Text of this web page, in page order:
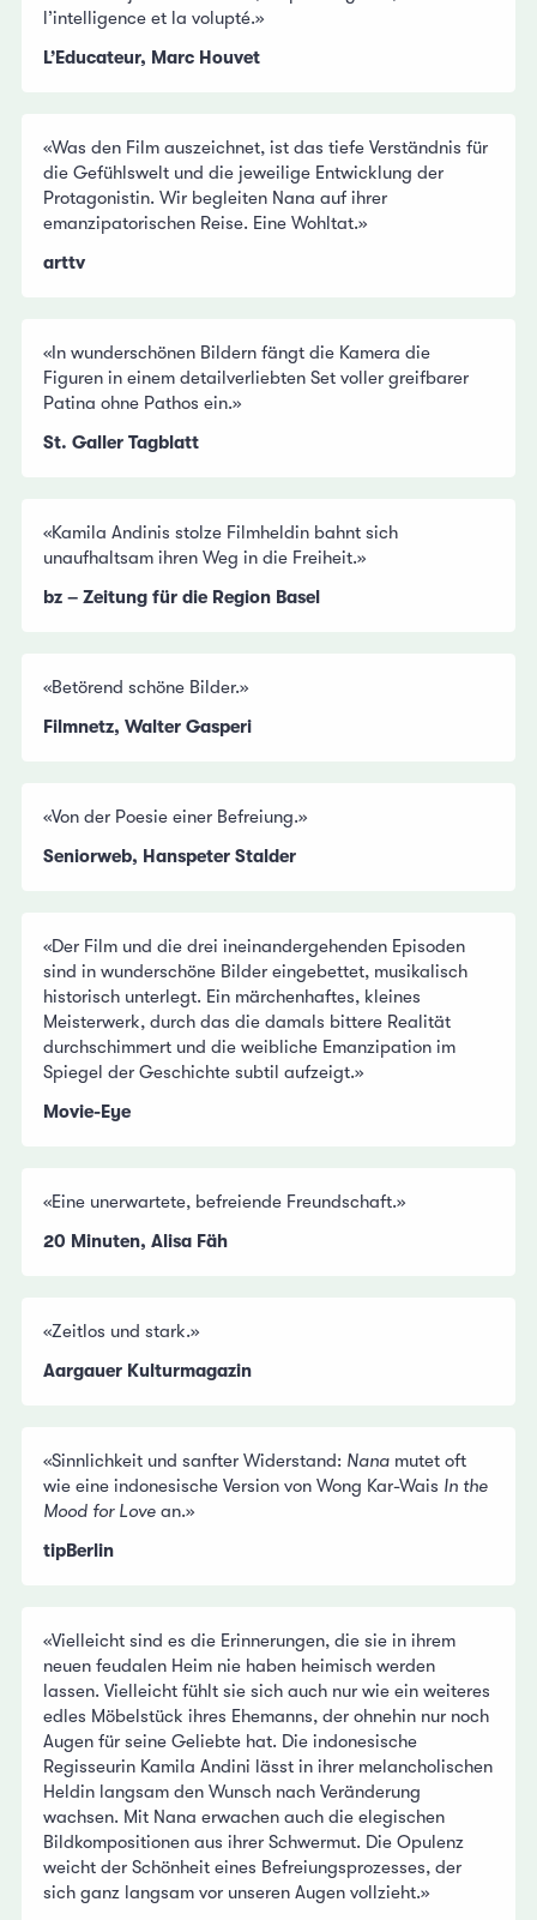
l’intelligence et la volupté.»
L’Educateur, Marc Houvet
«Was den Film auszeichnet, ist das tiefe Verständnis für
die Gefühlswelt und die jeweilige Entwicklung der
Protagonistin. Wir begleiten Nana auf ihrer
emanzipatorischen Reise. Eine Wohltat.»
arttv
«In wunderschönen Bildern fängt die Kamera die
Figuren in einem detailverliebten Set voller greifbarer
Patina ohne Pathos ein.»
St. Galler Tagblatt
«Kamila Andinis stolze Filmheldin bahnt sich
unaufhaltsam ihren Weg in die Freiheit.»
bz – Zeitung für die Region Basel
«Betörend schöne Bilder.»
Filmnetz, Walter Gasperi
«Von der Poesie einer Befreiung.»
Seniorweb, Hanspeter Stalder
«Der Film und die drei ineinandergehenden Episoden
sind in wunderschöne Bilder eingebettet, musikalisch
historisch unterlegt. Ein märchenhaftes, kleines
Meisterwerk, durch das die damals bittere Realität
durchschimmert und die weibliche Emanzipation im
Spiegel der Geschichte subtil aufzeigt.»
Movie-Eye
«Eine unerwartete, befreiende Freundschaft.»
20 Minuten, Alisa Fäh
«Zeitlos und stark.»
Aargauer Kulturmagazin
«Sinnlichkeit und sanfter Widerstand: Nana mutet oft
wie eine indonesische Version von Wong Kar-Wais In the
Mood for Love an.»
tipBerlin
«Vielleicht sind es die Erinnerungen, die sie in ihrem
neuen feudalen Heim nie haben heimisch werden
lassen. Vielleicht fühlt sie sich auch nur wie ein weiteres
edles Möbelstück ihres Ehemanns, der ohnehin nur noch
Augen für seine Geliebte hat. Die indonesische
Regisseurin Kamila Andini lässt in ihrer melancholischen
Heldin langsam den Wunsch nach Veränderung
wachsen. Mit Nana erwachen auch die elegischen
Bildkompositionen aus ihrer Schwermut. Die Opulenz
weicht der Schönheit eines Befreiungsprozesses, der
sich ganz langsam vor unseren Augen vollzieht.»